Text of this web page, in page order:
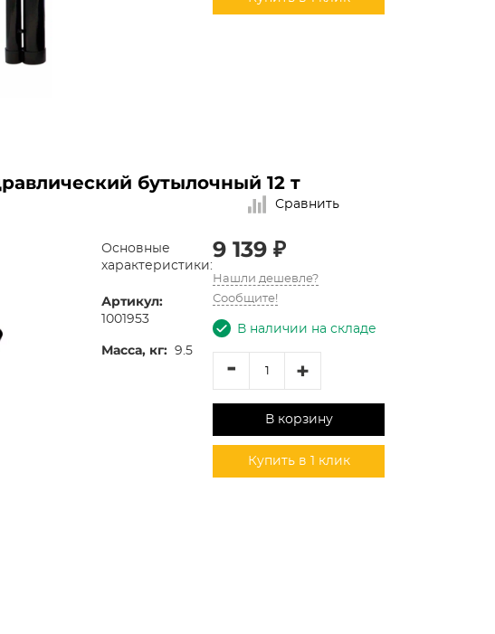
бутылочный 12 т
Сравнить
Основные
характеристики:
Артикул:
1001953
Масса, кг: 9.5
9 139 ₽
Нашли дешевле?
Сообщите!
В наличии на складе
- +
В корзину
Купить в 1 клик